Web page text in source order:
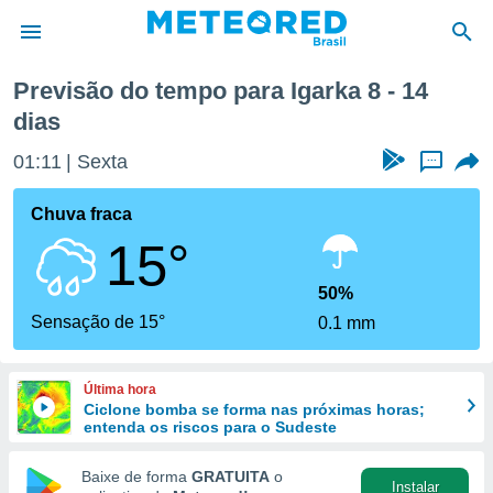
da
por
para
fornecidas
e
forma
Previsão do tempo para Igarka 8 - 14
dias
01:11 Sexta ...
Chuva fraca
15°
Sensação de 15°
50%
0.1 mm
Última hora
Ciclone bomba se forma nas próximas horas;
entenda os riscos para o Sudeste
Baixe de forma GRATUITA o
Instalar